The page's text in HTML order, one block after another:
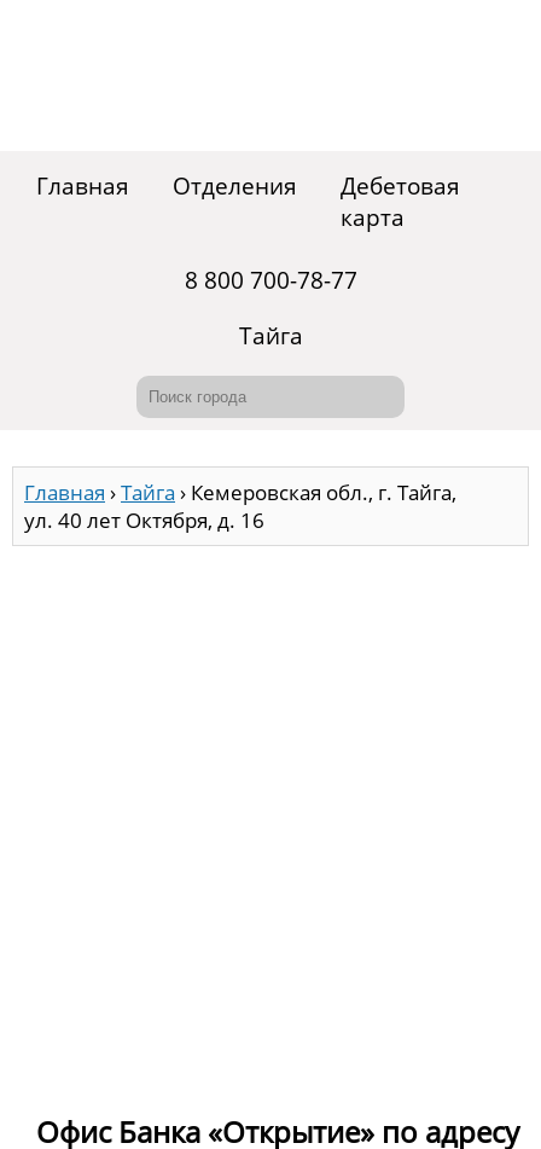
Главная Отделения
Дебетовая
карта
8 800 700-78-77
Тайга
Главная ›Тайга › Кемеровская обл., г. Тайга,
ул. 40 лет Октября, д. 16
Офис Банка «Открытие» по адресу